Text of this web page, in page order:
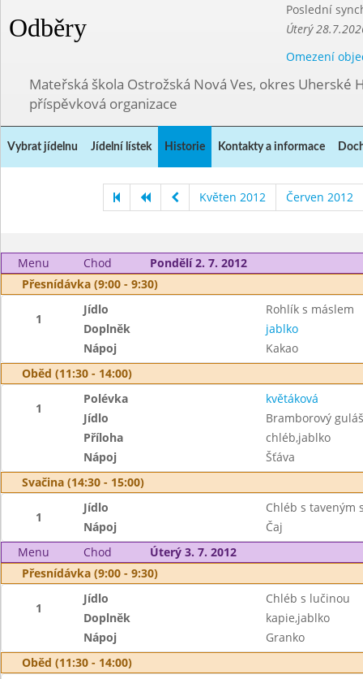
Odběry
Poslední
Úterý
Omezení
Mateřská škola Ostrožská Nová Ves, okres Uherské
příspěvková organizace
Vybrat jídelnu Jídelní lístek Historie Kontakty a informace
Květen 2012 Červen 2012
Menu Chod
Pondělí 2. 7. 2012
Přesnídávka (9:00 - 9:30)
1
Jídlo
Rohlík s máslem
Doplněk
jablko
Nápoj
Kakao
Oběd (11:30 - 14:00)
1
Polévka
květáková
Jídlo
Bramborový
Příloha
chléb,jablko
Nápoj
Šťáva
Svačina (14:30 - 15:00)
1
Jídlo
Chléb s taveným
Nápoj
Čaj
Menu
Chod
Úterý 3. 7. 2012
Přesnídávka (9:00 - 9:30)
1
Jídlo
Chléb s lučinou
Doplněk
kapie,jablko
Nápoj
Granko
Oběd (11:30 - 14:00)